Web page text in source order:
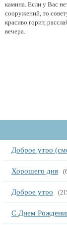
камина. Если у Вас
сооружений, то
красиво горит,
вечера.
Доброе утро
Хорошего дня
Доброе утро
С Днем